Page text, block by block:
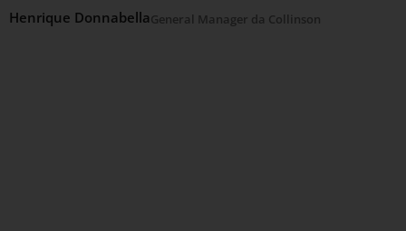
Henrique DonnabellaGeneral Manager da Collinson